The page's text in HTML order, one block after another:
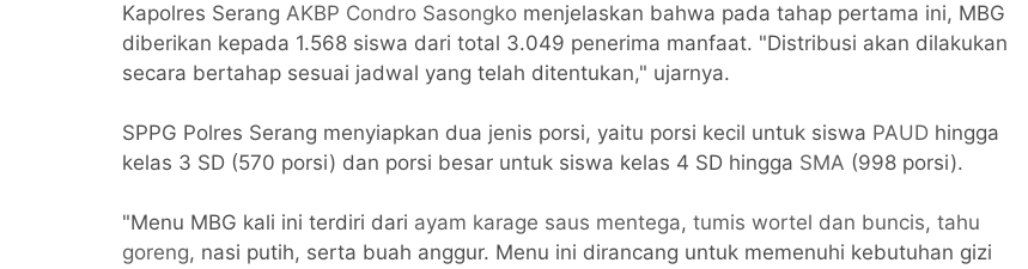
Kapolres Serang AKBP Condro Sasongko menjelaskan bahwa pada tahap pertama ini, MBG
diberikan kepada 1.568 siswa dari total 3.049 penerima manfaat. "Distribusi akan dilakukan
secara bertahap sesuai jadwal yang telah ditentukan," ujarnya.
SPPG Polres Serang menyiapkan dua jenis porsi, yaitu porsi kecil untuk siswa PAUD hingga
kelas 3 SD (570 porsi) dan porsi besar untuk siswa kelas 4 SD hingga SMA (998 porsi).
"Menu MBG kali ini terdiri dari ayam karage saus mentega, tumis wortel dan buncis, tahu
goreng, nasi putih, serta buah anggur. Menu ini dirancang untuk memenuhi kebutuhan gizi